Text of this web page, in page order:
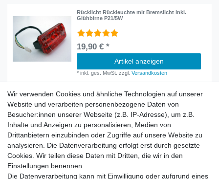
Rücklicht Rückleuchte mit Bremslicht inkl.
Glühbirne P21/5W
19,90 € *
Artikel anzeigen
*inkl. ges. MwSt. zzgl.Versandkosten
Rechtliches
AGB
Widerrufsrecht
Impressum
Datenschutzerklärung
Wir verwenden Cookies und ähnliche Technologien auf unserer
Website und verarbeiten personenbezogene Daten von
Besucher:innen unserer Webseite (z.B. IP-Adresse), um z.B.
Inhalte und Anzeigen zu personalisieren, Medien von
Drittanbietern einzubinden oder Zugriffe auf unsere Website zu
analysieren. Die Datenverarbeitung erfolgt erst durch gesetzte
Cookies. Wir teilen diese Daten mit Dritten, die wir in den
Einstellungen benennen.
Die Datenverarbeitung kann mit Einwilligung oder aufgrund eines